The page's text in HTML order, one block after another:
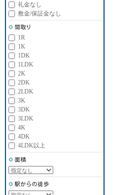
礼金なし
敷金/保証金なし
1R
1K
1DK
1LDK
2K
2DK
2LDK
3K
3DK
3LDK
4K
4DK
4LDK以上